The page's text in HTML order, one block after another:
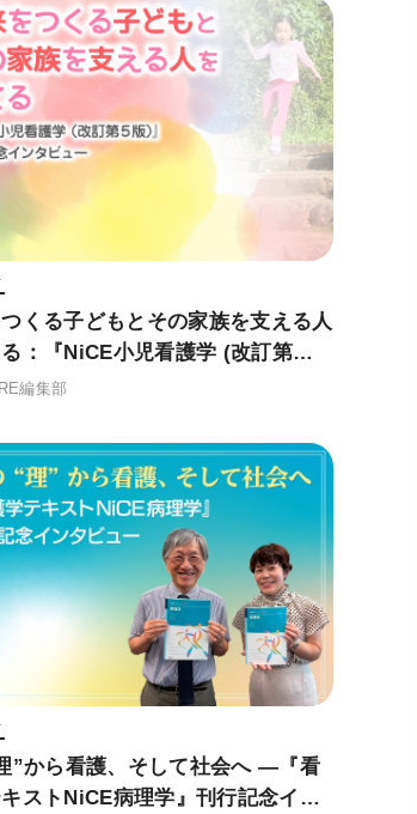
くる子どもとその家族を支える人
：『NiCE小児看護学 (改訂第５
行記念インタビュー
編集部
”から看護、そして社会へ ―『看
ストNiCE病理学』刊行記念イン